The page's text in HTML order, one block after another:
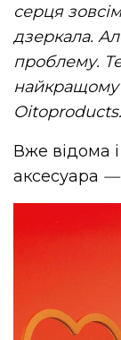
серця
дзеркала.
проблему.
найкращому
Oitoproducts.
Вже відома
аксесуара —